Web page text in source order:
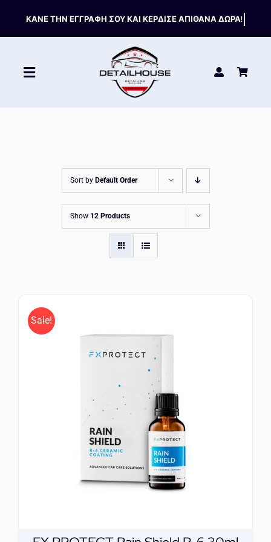
content
Toggle
ΑΞΕΣΟΥΑΡ
HOT OFFERS
Sort by Default Order
Show 12 Products
Sale!